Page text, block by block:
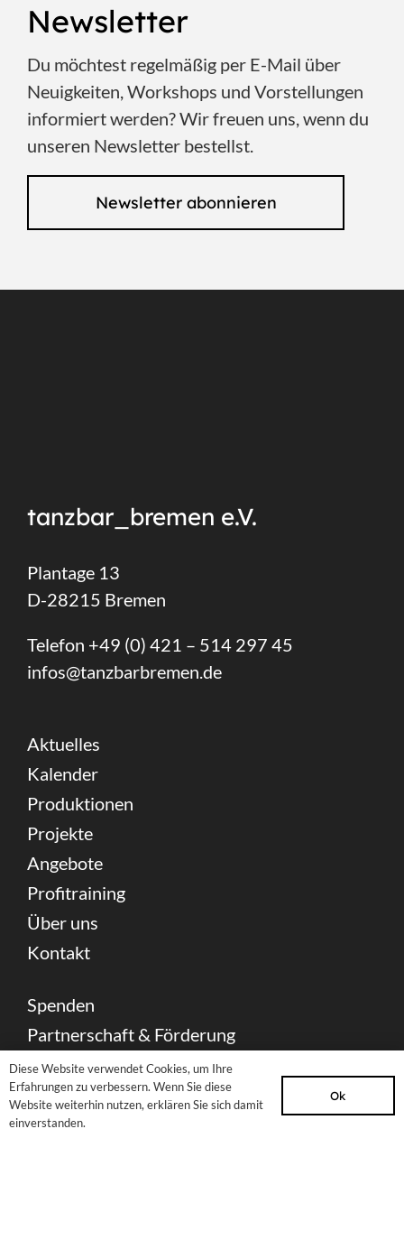
Newsletter
Du möchtest regelmäßig per E-Mail über
Neuigkeiten, Workshops und Vorstellungen
informiert werden? Wir freuen uns, wenn du
unseren Newsletter bestellst.
Newsletter abonnieren
tanzbar_bremen e.V.
Plantage 13
D-28215 Bremen
Telefon +49 (0) 421 – 514 297 45
infos@tanzbarbremen.de
Aktuelles
Kalender
Produktionen
Projekte
Angebote
Profitraining
Über uns
Kontakt
Spenden
Partnerschaft & Förderung
Presse Download
Archiv
Diese Website verwendet Cookies, um Ihre
Erfahrungen zu verbessern. Wenn Sie diese
Website weiterhin nutzen, erklären Sie sich damit
einverstanden.
Ok